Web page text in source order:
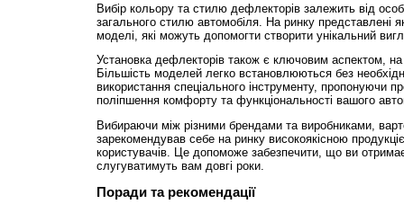
Вибір кольору та стилю дефлекторів залежить від
загального стилю автомобіля. На ринку представлені як
моделі, які можуть допомогти створити унікальний
Установка дефлекторів також є ключовим аспектом, на
Більшість моделей легко встановлюються без
використання спеціального інструменту, пропонуючи
поліпшення комфорту та функціональності вашого
Вибираючи між різними брендами та виробниками,
зарекомендував себе на ринку високоякісною
користувачів. Це допоможе забезпечити, що ви
слугуватимуть вам довгі роки.
Поради та рекомендації